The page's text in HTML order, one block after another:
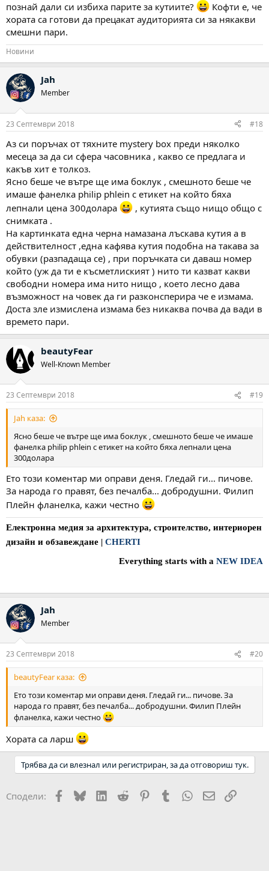
познай дали си избиха парите за кутиите?
Кофти е, че
хората са готови да прецакат аудиторията си за някакви
смешни пари.
Новини
Jah
Member
23 Септември 2018 #18
Аз си поръчах от тяхните mystery box преди няколко
месеца за да си сфера часовника , какво се предлага и
какъв хит е толкоз.
Ясно беше че вътре ще има боклук , смешното беше че
имаше фанелка philip phlein с етикет на който бяха
лепнали цена 300долара
, кутията също нищо общо с
снимката .
На картинката една черна намазана лъскава кутия а в
действителност ,една кафява кутия подобна на такава за
обувки (разпадаща се) , при поръчката си даваш номер
който (уж да ти е късметлиският ) нито ти казват какви
свободни номера има нито нищо , което лесно дава
възможност на човек да ги разконсперира че е измама.
Доста зле измислена измама без никаква почва да вади в
времето пари.
beautyFear
Well-Known Member
23 Септември 2018 #19
Jah каза:
Ясно беше че вътре ще има боклук , смешното беше че имаше
фанелка philip phlein с етикет на който бяха лепнали цена
300долара
Ето този коментар ми оправи деня. Гледай ги... пичове.
За народа го правят, без печалба... добродушни. Филип
Плейн фланелка, кажи честно
Електронна медия за архитектура, строителство, интериорен
дизайн и обзавеждане | CHERTI
Everything starts with a NEW IDEA
Jah
Member
23 Септември 2018 #20
beautyFear каза:
Ето този коментар ми оправи деня. Гледай ги... пичове. За
народа го правят, без печалба... добродушни. Филип Плейн
фланелка, кажи честно
Хората са ларш
Трябва да си влезнал или регистриран, за да отговориш тук.
Сподели: Facebook
BlueskyLinkedIn
Reddit PinterestTumblr WhatsApp
EmailLink